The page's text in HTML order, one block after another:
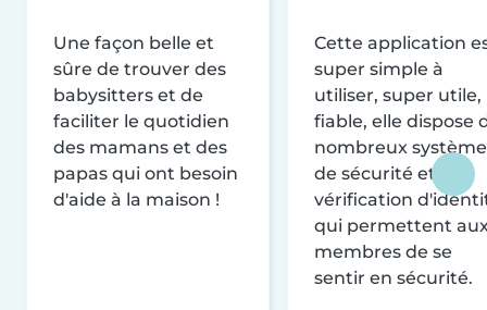
Une façon belle et
sûre de trouver des
babysitters et de
faciliter le quotidien
des mamans et des
papas qui ont besoin
d'aide à la maison !
Cette application
super simple à
utiliser, super utile,
fiable, elle dispose
nombreux
de sécurité et de
vérification
qui permettent
membres de se
sentir en sécurité.